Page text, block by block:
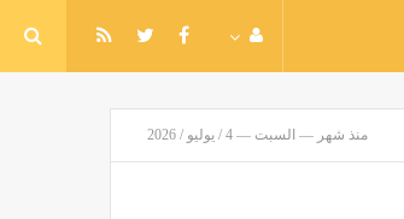
منذ شهر — السبت — 4 / يوليو / 2026